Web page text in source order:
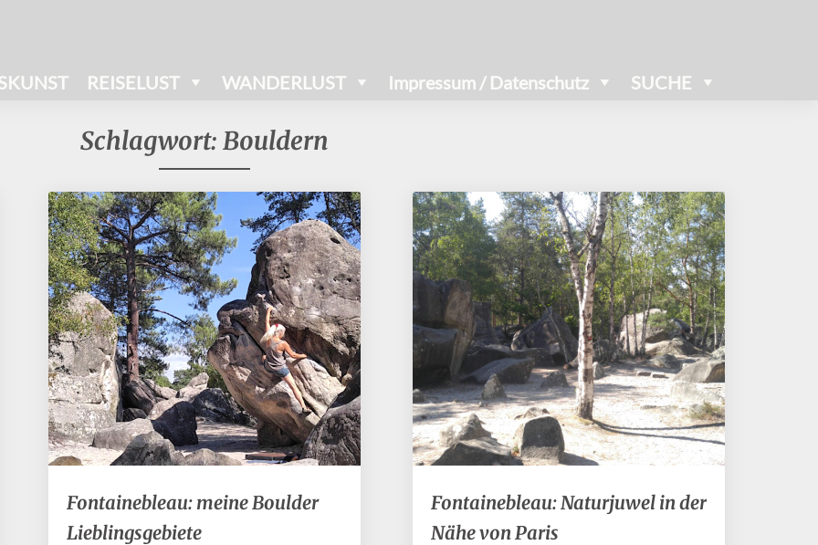
REISELUST WANDERLUST Impressum / Datenschutz SUCHE
Schlagwort: Bouldern
Fontainebleau:
meine
Boulder
Fontainebleau: meine Boulder
Lieblingsgebiete
Fontainebleau:
Naturjuwel
in
Fontainebleau: Naturjuwel in der
Nähe von Paris